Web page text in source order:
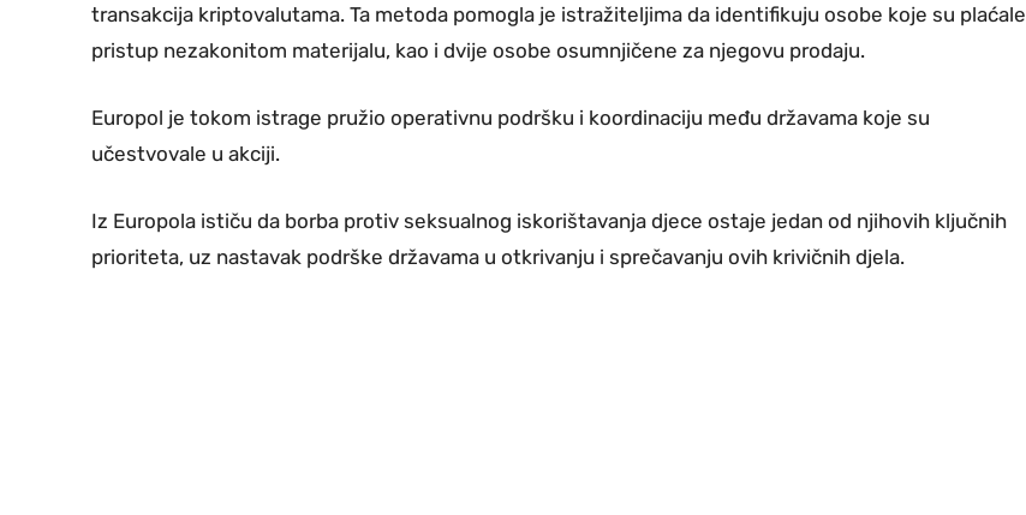
transakcija kriptovalutama. Ta metoda pomogla je istražiteljima da identifikuju osobe koje su plaćale
pristup nezakonitom materijalu, kao i dvije osobe osumnjičene za njegovu prodaju.
Europol je tokom istrage pružio operativnu podršku i koordinaciju među državama koje su
učestvovale u akciji.
Iz Europola ističu da borba protiv seksualnog iskorištavanja djece ostaje jedan od njihovih ključnih
prioriteta, uz nastavak podrške državama u otkrivanju i sprečavanju ovih krivičnih djela.